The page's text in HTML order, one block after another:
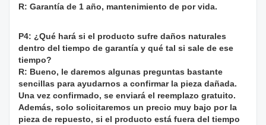
R: Garantía de 1 año, mantenimiento de por vida.
P4: ¿Qué hará si el producto sufre daños naturales
dentro del tiempo de garantía y qué tal si sale de ese
tiempo?
R: Bueno, le daremos algunas preguntas bastante
sencillas para ayudarnos a confirmar la pieza dañada.
Una vez confirmado, se enviará el reemplazo gratuito.
Además, solo solicitaremos un precio muy bajo por la
pieza de repuesto, si el producto está fuera del tiempo